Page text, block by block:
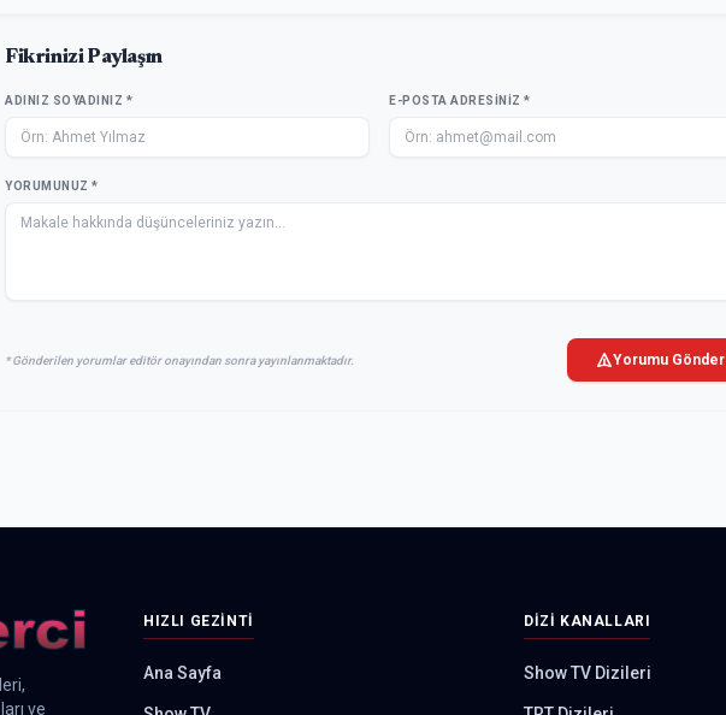
Fikrinizi Paylaşın
ADINIZ SOYADINIZ * E-POSTA ADRESINIZ *
YORUMUNUZ *
* Gönderilen yorumlar editör onayından sonra yayınlanmaktadır. Yorumu Gönder
ve
HIZLI GEZINTI
Ana Sayfa
DIZI KANALLARI
Show TV Dizileri